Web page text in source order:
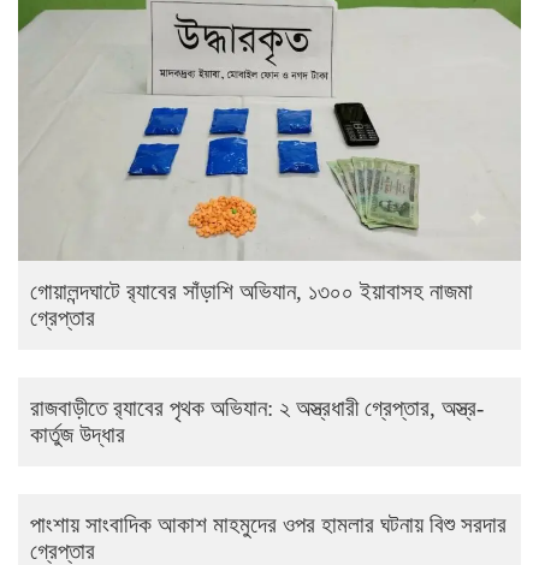
গোয়ালন্দঘাটে র‌্যাবের সাঁড়াশি অভিযান, ১৩০০ ইয়াবাসহ নাজমা
গ্রেপ্তার
রাজবাড়ীতে র‌্যাবের পৃথক অভিযান: ২ অস্ত্রধারী গ্রেপ্তার, অস্ত্র-
কার্তুজ উদ্ধার
পাংশায় সাংবাদিক আকাশ মাহমুদের ওপর হামলার ঘটনায় বিশু সরদার
গ্রেপ্তার